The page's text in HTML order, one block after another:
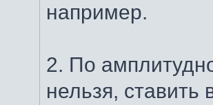
например.
2. По
нельзя, ставить